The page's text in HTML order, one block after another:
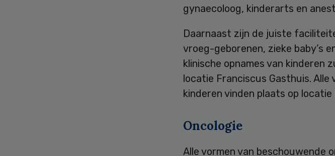
gynaecoloog, kinderarts en
Daarnaast zijn de juiste
vroeg-geborenen, zieke baby’s
klinische opnames van kinderen
locatie Franciscus Gasthuis. Alle
kinderen vinden plaats op
Oncologie
Alle vormen van beschouwende